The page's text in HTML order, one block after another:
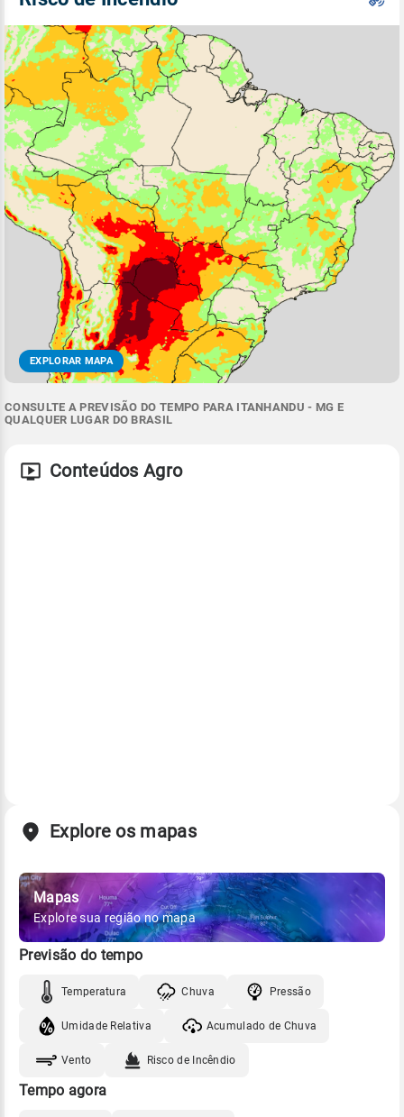
EXPLORAR MAPA
CONSULTE A PREVISÃO DO TEMPO PARA ITANHANDU - MG E
QUALQUER LUGAR DO BRASIL
Conteúdos Agro
Explore os mapas
Mapas
Explore sua região no mapa
Previsão do tempo
Temperatura Chuva Pressão
Umidade Relativa Acumulado de Chuva
Vento Risco de Incêndio
Tempo agora